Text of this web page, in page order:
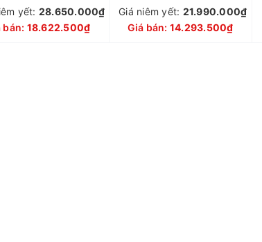
yết: 28.650.000₫
bán: 18.622.500₫
Giá niêm yết: 21.990.000₫
Giá bán: 14.293.500₫